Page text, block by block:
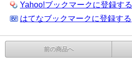
Yahoo!ブックマークに登録する
はてなブックマークに登録する
前の商品へ